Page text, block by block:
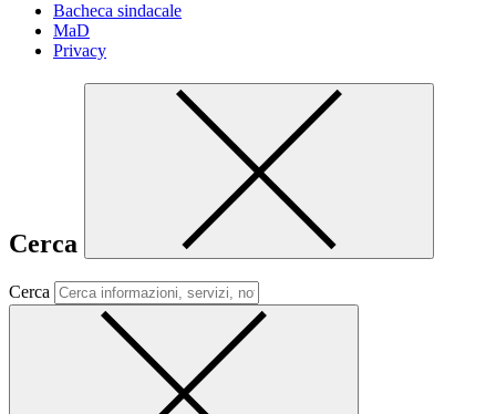
Bacheca sindacale
MaD
Privacy
Cerca
Cerca